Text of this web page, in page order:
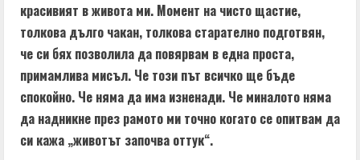
красивият в живота ми. Момент на чисто щастие,
толкова дълго чакан, толкова старателно подготвян,
че си бях позволила да повярвам в една проста,
примамлива мисъл. Че този път всичко ще бъде
спокойно. Че няма да има изненади. Че миналото няма
да надникне през рамото ми точно когато се опитвам да
си кажа „животът започва оттук“.